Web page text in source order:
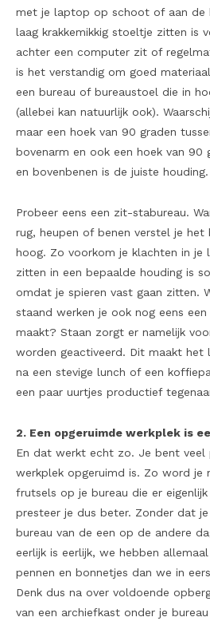
met je laptop op schoot of aan de
laag krakkemikkig stoeltje zitten is
achter een computer zit of
is het verstandig om goed
een bureau of bureaustoel die in
(allebei kan natuurlijk ook).
maar een hoek van 90 graden
bovenarm en ook een hoek van 90
en bovenbenen is de juiste houding.
Probeer eens een zit-stabureau.
rug, heupen of benen verstel je het
hoog. Zo voorkom je klachten in je
zitten in een bepaalde houding is
omdat je spieren vast gaan zitten.
staand werken je ook nog eens
maakt? Staan zorgt er namelijk
worden geactiveerd. Dit maakt het
na een stevige lunch of een
een paar uurtjes productief
2. Een opgeruimde werkplek is
En dat werkt echt zo. Je bent veel
werkplek opgeruimd is. Zo word je
frutsels op je bureau die er
presteer je dus beter. Zonder dat
bureau van de een op de andere
eerlijk is eerlijk, we hebben
pennen en bonnetjes dan we in
Denk dus na over voldoende
van een archiefkast onder je